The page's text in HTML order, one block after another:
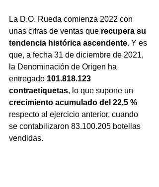
La D.O. Rueda comienza 2022 con
unas cifras de ventas que recupera su
tendencia histórica ascendente. Y es
que, a fecha 31 de diciembre de 2021,
la Denominación de Origen ha
entregado 101.818.123
contraetiquetas, lo que supone un
crecimiento acumulado del 22,5 %
respecto al ejercicio anterior, cuando
se contabilizaron 83.100.205 botellas
vendidas.